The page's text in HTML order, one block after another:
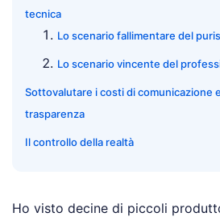
tecnica
Lo scenario fallimentare del
Lo scenario vincente del
Sottovalutare i costi di comunicazione
trasparenza
Il controllo della realtà
Ho visto decine di piccoli